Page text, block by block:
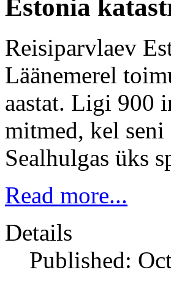
Estonia
Reisiparvlaev
Läänemerel
aastat. Ligi 900
mitmed, kel
Sealhulgas üks
Read more...
Details
Published: